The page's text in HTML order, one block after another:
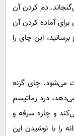
دم کردن آن
آماده کردن آن
این چای را
می‌شود. چای گزنه
درد رماتیسم
و چاره سرفه و
را با نوشیدن این